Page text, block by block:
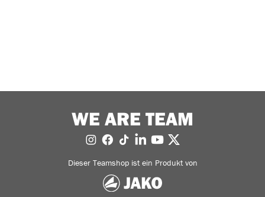
WE ARE TEAM
Dieser Teamshop ist ein Produkt von